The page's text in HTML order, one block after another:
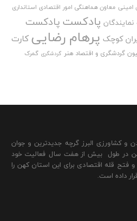
معاون هماهنگی امور اقتصادی استانداری
پادکست پادکست
کوچک پرهام رضایی کارت
گردشگری و اقتصاد هنر گردشگری گمرک
و کشاورزی البرز گرچه جدیدترین و جوان
در طول بیش از هفت سال فعالیت خود
قله اقتصادی برای این استان کهن را
داده است.